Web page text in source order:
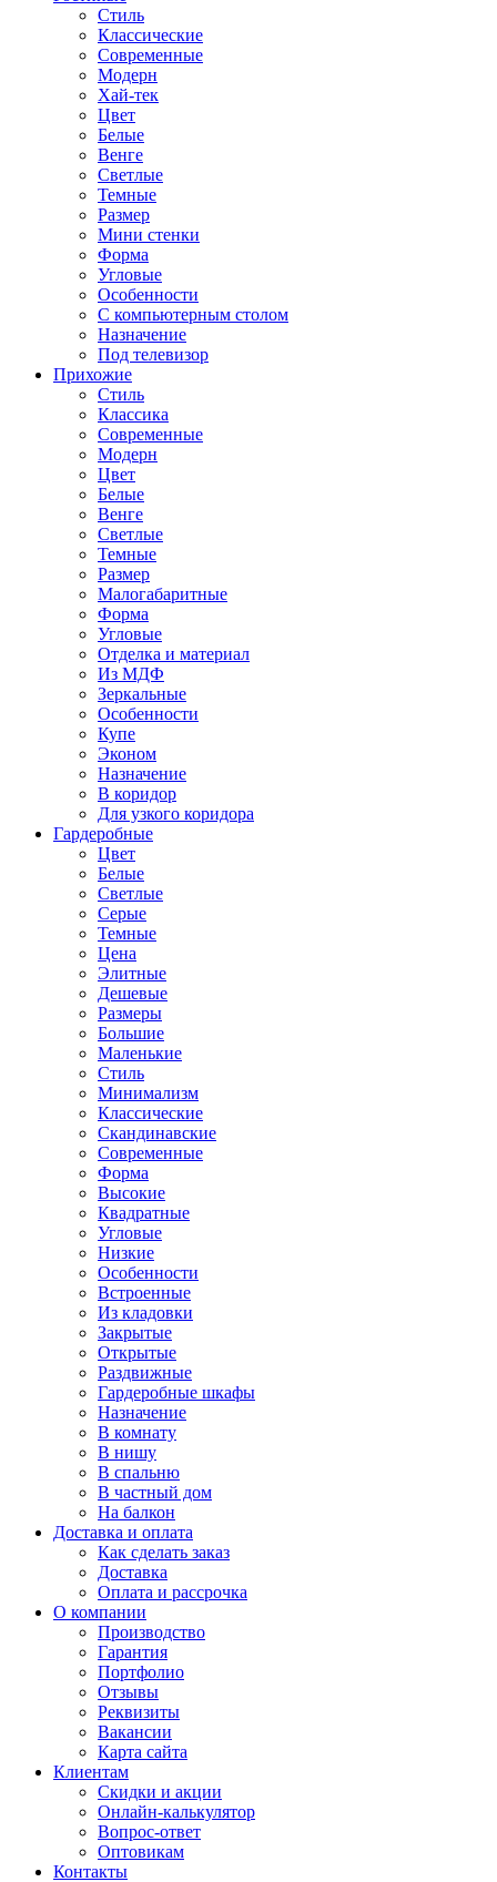
Стиль
Классические
Современные
Модерн
Хай-тек
Цвет
Белые
Венге
Светлые
Темные
Размер
Мини стенки
Форма
Угловые
Особенности
С компьютерным столом
Назначение
Под телевизор
Прихожие
Стиль
Классика
Современные
Модерн
Цвет
Белые
Венге
Светлые
Темные
Размер
Малогабаритные
Форма
Угловые
Отделка и материал
Из МДФ
Зеркальные
Особенности
Купе
Эконом
Назначение
В коридор
Для узкого коридора
Гардеробные
Цвет
Белые
Светлые
Серые
Темные
Цена
Элитные
Дешевые
Размеры
Большие
Маленькие
Стиль
Минимализм
Классические
Скандинавские
Современные
Форма
Высокие
Квадратные
Угловые
Низкие
Особенности
Встроенные
Из кладовки
Закрытые
Открытые
Раздвижные
Гардеробные шкафы
Назначение
В комнату
В нишу
В спальню
В частный дом
На балкон
Доставка и оплата
Как сделать заказ
Доставка
Оплата и рассрочка
О компании
Производство
Гарантия
Портфолио
Отзывы
Реквизиты
Вакансии
Карта сайта
Клиентам
Скидки и акции
Онлайн-калькулятор
Вопрос-ответ
Оптовикам
Контакты